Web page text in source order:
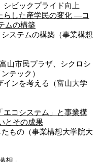
ビックプライド向上
らした産学民の変化 ―コ
ムの構築
ステムの構築（事業構想
山市民プラザ、シクロシ
テック）
ンを考える（富山大学
エコシステム」と事業構
とその成果
もの（事業構想大学院大